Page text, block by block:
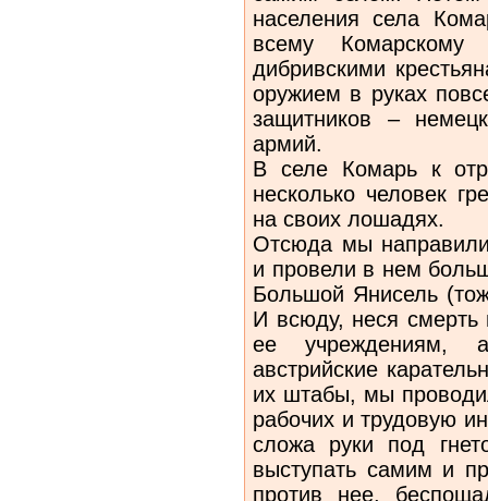
населения села
всему
дибривскими
оружием в руках
защитников –
армий.
В селе Комарь к
несколько человек
на своих лошадях.
Отсюда мы
и провели в нем
Большой Янисель
И всюду, неся смерть
ее учреждениям,
австрийские
их штабы, мы
рабочих и трудовую
сложа руки под
выступать самим и
против нее,